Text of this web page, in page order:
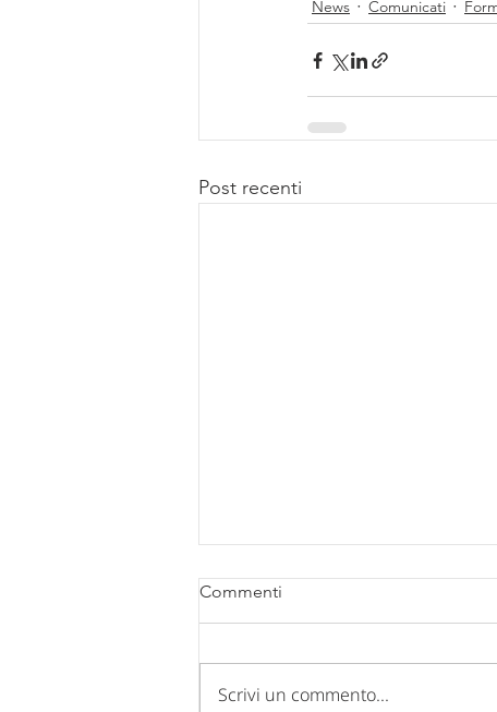
News
Comunicati
Post recenti
Commenti
Scrivi un commento...